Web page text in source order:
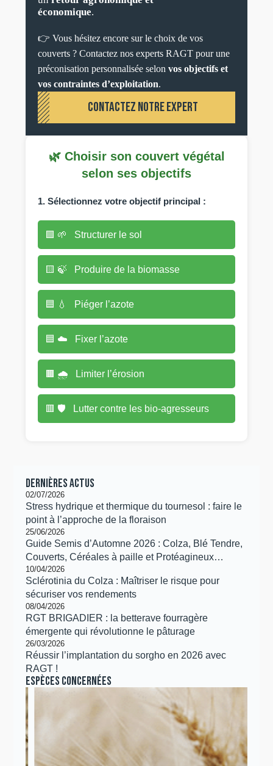
économique.
👉 Vous hésitez encore sur le choix de vos
couverts ? Contactez nos experts RAGT pour une
préconisation personnalisée selonvos objectifs et
vos contraintes d’exploitation.
CONTACTEZ NOTRE EXPERT
🌿 Choisir son couvert végétal
selon ses objectifs
1. Sélectionnez votre objectif principal :
🟩 🌱 Structurer le sol
🟨 🍃 Produire de la biomasse
🟦 💧 Piéger l’azote
🟦 ☁️ Fixer l’azote
🟫 🌧️ Limiter l’érosion
🟥 🛡️ Lutter contre les bio-agresseurs
Dernières actus
02/07/2026
Stress hydrique et thermique du tournesol : faire le
point à l’approche de la floraison
25/06/2026
Guide Semis d’Automne 2026 : Colza, Blé Tendre,
Couverts, Céréales à paille et Protéagineux…
10/04/2026
Sclérotinia du Colza : Maîtriser le risque pour
sécuriser vos rendements
08/04/2026
RGT BRIGADIER : la betterave fourragère
émergente qui révolutionne le pâturage
26/03/2026
Réussir l’implantation du sorgho en 2026 avec
RAGT !
Espèces concernées